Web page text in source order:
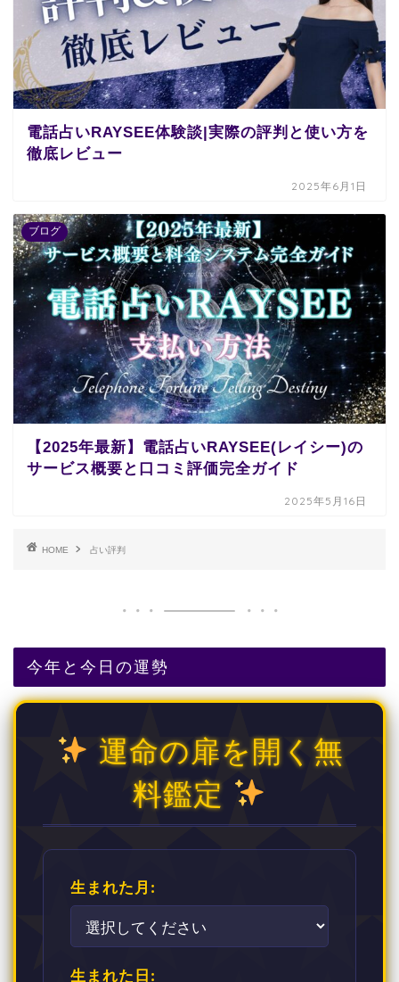
電話占いRAYSEE体験談|実際の評判と使い方を
徹底レビュー
2025年6月1日
ブログ
【2025年最新】電話占いRAYSEE(レイシー)の
サービス概要と口コミ評価完全ガイド
2025年5月16日
HOME 占い評判
今年と今日の運勢
運命の扉を開く無
料鑑定
生まれた月:
生まれた日: